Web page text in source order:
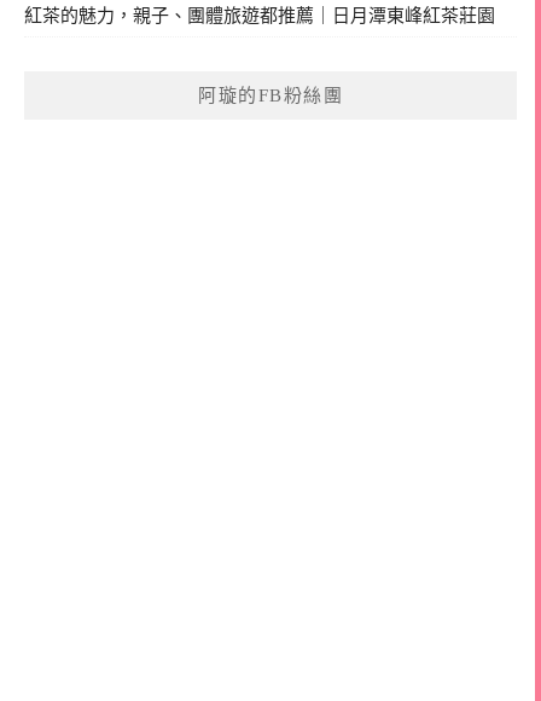
紅茶的魅力，親子、團體旅遊都推薦｜日月潭東峰紅茶莊園
阿璇的FB粉絲團